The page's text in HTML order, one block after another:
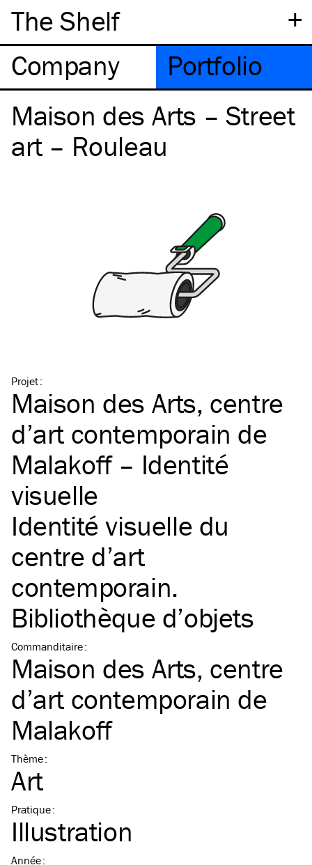
+
The Shelf
Company
Portfolio
Maison des Arts – Street
art – Rouleau
Projet:
Maison des Arts, centre
d’art contemporain de
Malakoff – Identité
visuelle
Identité visuelle du
centre d’art
contemporain.
Bibliothèque d’objets
Commanditaire:
Maison des Arts, centre
d’art contemporain de
Malakoff
Thème:
Art
Pratique:
Illustration
Année: